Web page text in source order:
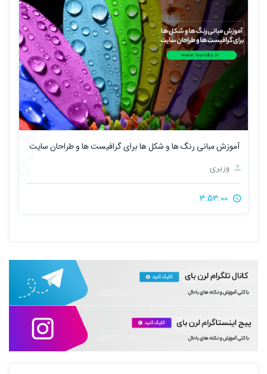
آموزش مبانی رنگ ها و شکل ها برای گرافیست ها و طراحان سایت
وزیری